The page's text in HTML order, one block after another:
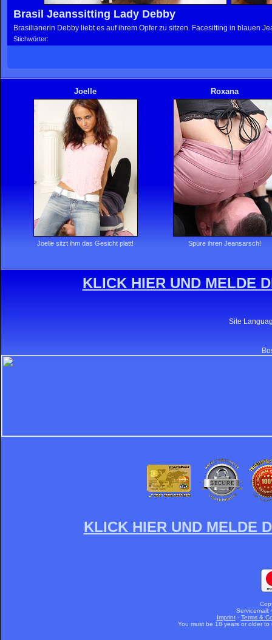
Brasil Jeanssitting Lady Debby
Brasilianerin Debby liebt es auf ihrem Opfer zu sitzen. Facesitting in blauen
Stichwörter:
Joelle
Joelle sitzt ihm das Gesicht platt!
Roxana
Spüre ihren Jeansarsch!
KLICK HIER UND MELDE
Site
KLICK HIER UND MELDE
Servicemail:
Imprint- Terms &
You must be 18 years or older